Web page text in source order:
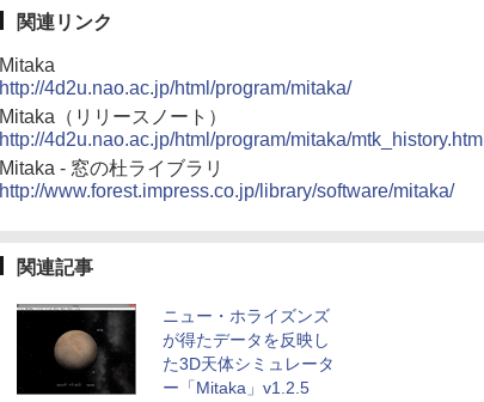
関連リンク
Mitaka
http://4d2u.nao.ac.jp/html/program/mitaka/
Mitaka（リリースノート）
http://4d2u.nao.ac.jp/html/program/mitaka/mtk_history.htm
Mitaka - 窓の杜ライブラリ
http://www.forest.impress.co.jp/library/software/mitaka/
関連記事
ニュー・ホライズンズ
が得たデータを反映し
た3D天体シミュレータ
ー「Mitaka」v1.2.5